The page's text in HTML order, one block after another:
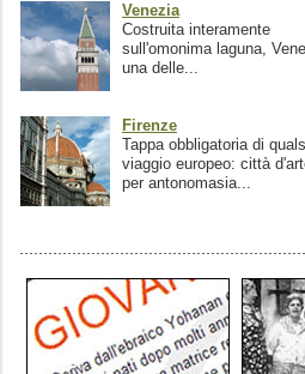
Venezia
Costruita interamente
sull'omonima laguna,
una delle...
Firenze
Tappa obbligatoria di
viaggio europeo: città
per antonomasia...